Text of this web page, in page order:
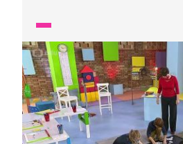
v násobení můžeme
a výsledek bude stejný.